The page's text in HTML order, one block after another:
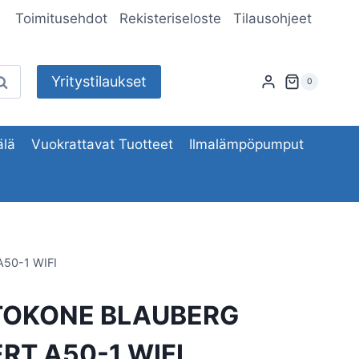
Toimitusehdot Rekisteriseloste Tilausohjeet
Yritystilaukset 0
Vuokrattavat Tuotteet Ilmalämpöpumput
1 WIFI
BLAUBERG